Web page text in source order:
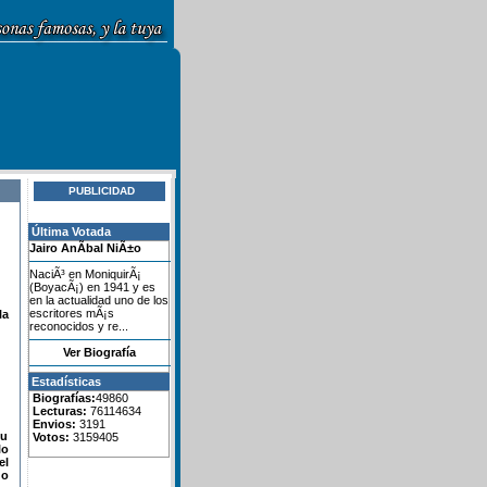
PUBLICIDAD
Última Votada
Jairo AnÃ­bal NiÃ±o
NaciÃ³ en MoniquirÃ¡
(BoyacÃ¡) en 1941 y es
en la actualidad uno de los
escritores mÃ¡s
reconocidos y re...
Ver Biografía
Estadísticas
Biografías:49860
Lecturas: 76114634
Envios: 3191
Votos: 3159405